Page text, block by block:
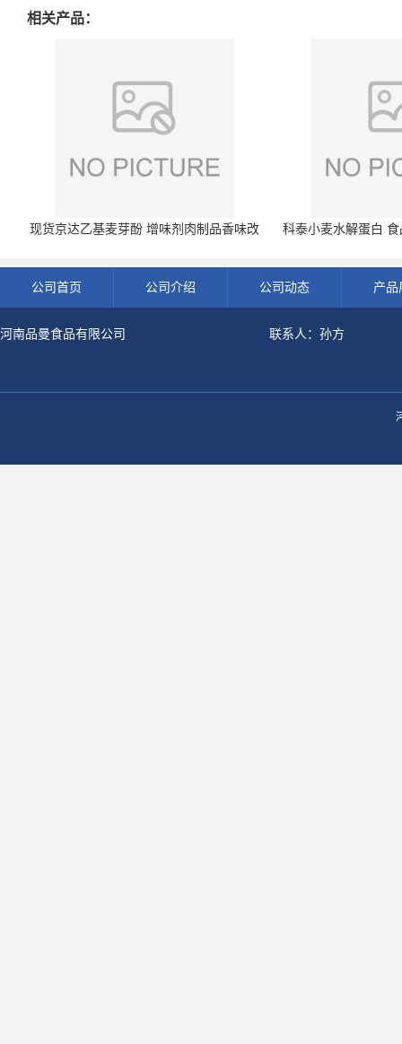
相关产品：
现货京达乙基麦芽酚 增味剂肉制品香味改
科泰小麦水解蛋白
公司首页 公司介绍 公司动态 产品
河南品曼食品有限公司 联系人：孙方